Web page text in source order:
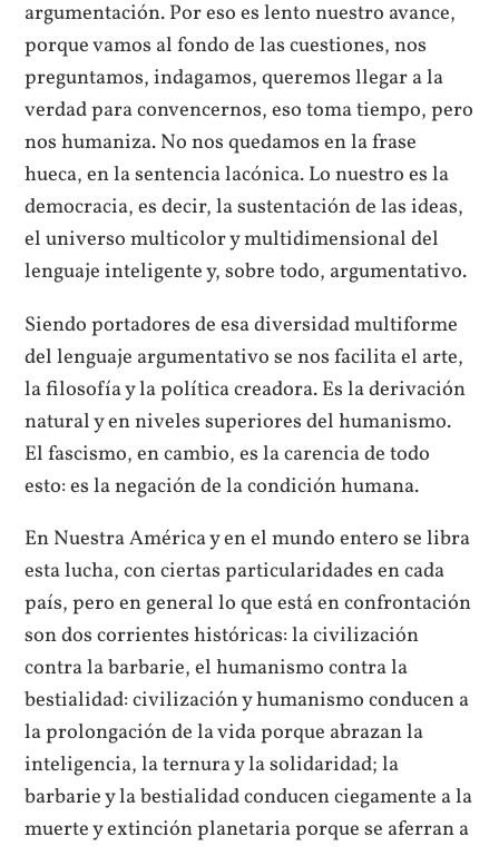
argumentación. Por eso es lento nuestro avance,
porque vamos al fondo de las cuestiones, nos
preguntamos, indagamos, queremos llegar a la
verdad para convencernos, eso toma tiempo, pero
nos humaniza. No nos quedamos en la frase
hueca, en la sentencia lacónica. Lo nuestro es la
democracia, es decir, la sustentación de las ideas,
el universo multicolor y multidimensional del
lenguaje inteligente y, sobre todo, argumentativo.
Siendo portadores de esa diversidad multiforme
del lenguaje argumentativo se nos facilita el arte,
la filosofía y la política creadora. Es la derivación
natural y en niveles superiores del humanismo.
El fascismo, en cambio, es la carencia de todo
esto: es la negación de la condición humana.
En Nuestra América y en el mundo entero se libra
esta lucha, con ciertas particularidades en cada
país, pero en general lo que está en confrontación
son dos corrientes históricas: la civilización
contra la barbarie, el humanismo contra la
bestialidad: civilización y humanismo conducen a
la prolongación de la vida porque abrazan la
inteligencia, la ternura y la solidaridad; la
barbarie y la bestialidad conducen ciegamente a la
muerte y extinción planetaria porque se aferran a